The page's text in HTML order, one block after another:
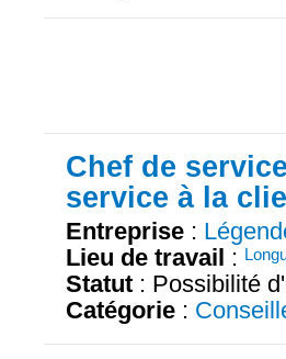
Chef de
service à la
Entreprise :
Lieu de travail :
Statut : Possibilité
Catégorie :